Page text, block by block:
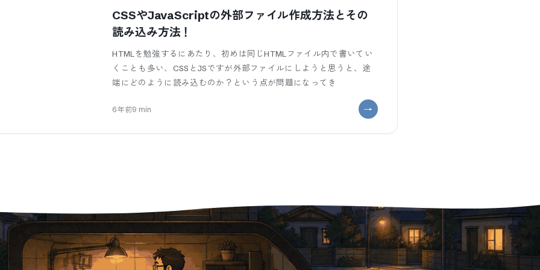
CSSやJavaScriptの外部ファイル作成方法とその
読み込み方法！
HTMLを勉強するにあたり、初めは同じHTMLファイル内で書いてい
くことも多い、CSSとJSですが外部ファイルにしようと思うと、途
端にどのように読み込むのか？という点が問題になってき
6年前9 min